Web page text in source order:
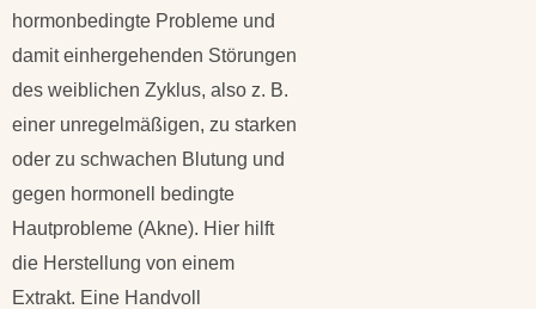
hormonbedingte Probleme und
damit einhergehenden Störungen
des weiblichen Zyklus, also z. B.
einer unregelmäßigen, zu starken
oder zu schwachen Blutung und
gegen hormonell bedingte
Hautprobleme (Akne). Hier hilft
die Herstellung von einem
Extrakt. Eine Handvoll